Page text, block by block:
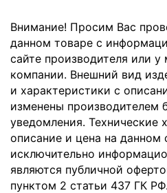
Внимание! Просим Вас
данном товаре с
сайте производителя или
компании. Внешний вид
и характеристики с
изменены производителем
уведомления. Технические
описание и цена на данном
исключительно
являются публичной
пунктом 2 статьи 437 ГК